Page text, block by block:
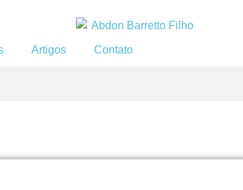
Artigos Contato